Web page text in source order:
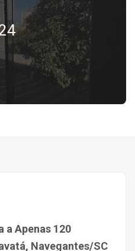
a Apenas 120
Navegantes/SC